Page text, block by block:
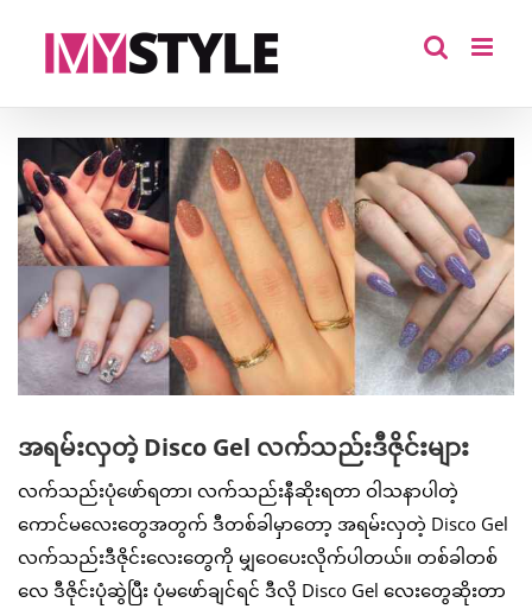
View
Larger
Image
အရမ်းလှတဲ့ Disco Gel လက်သည်းဒီဇိုင်းများ
လက်သည်းပုံဖော်ရတာ၊ လက်သည်းနီဆိုးရတာ ဝါသနာပါတဲ့
ကောင်မလေးတွေအတွက် ဒီတစ်ခါမှာတော့ အရမ်းလှတဲ့ Disco Gel
လက်သည်းဒီဇိုင်းလေးတွေကို မျှဝေပေးလိုက်ပါတယ်။ တစ်ခါတစ်
လေ ဒီဇိုင်းပုံဆွဲပြီး ပုံမဖော်ချင်ရင် ဒီလို Disco Gel လေးတွေဆိုးတာ